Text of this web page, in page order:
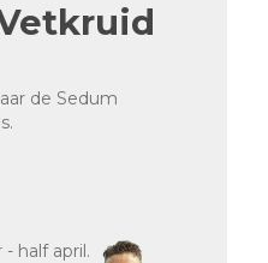
de Sedum
half april.